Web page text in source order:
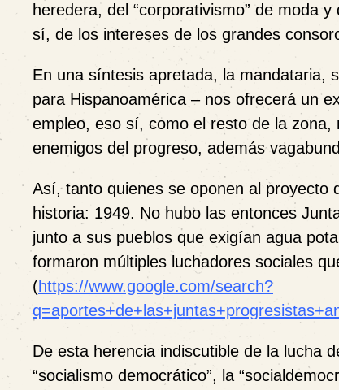
heredera, del “corporativismo” de moda
sí, de los intereses de los grandes
En una síntesis apretada, la mandataria,
para Hispanoamérica – nos ofrecerá un
empleo, eso sí, como el resto de la
enemigos del progreso, además
Así, tanto quienes se oponen al proyecto
historia: 1949. No hubo las entonces
junto a sus pueblos que exigían agua
formaron múltiples luchadores sociales
(https://www.google.com/search?
De esta herencia indiscutible de la lucha
“socialismo democrático”, la